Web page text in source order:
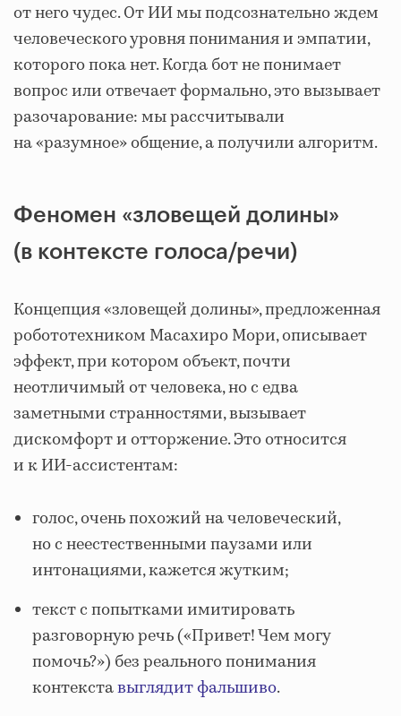
от него чудес. От ИИ мы подсознательно ждем
человеческого уровня понимания и эмпатии,
которого пока нет. Когда бот не понимает
вопрос или отвечает формально, это вызывает
разочарование: мы рассчитывали
на «разумное» общение, а получили алгоритм.
Феномен «зловещей долины»
(в контексте голоса/речи)
Концепция «зловещей долины», предложенная
робототехником Масахиро Мори, описывает
эффект, при котором объект, почти
неотличимый от человека, но с едва
заметными странностями, вызывает
дискомфорт и отторжение. Это относится
и к ИИ‑ассистентам:
голос, очень похожий на человеческий,
но с неестественными паузами или
интонациями, кажется жутким;
текст с попытками имитировать
разговорную речь («Привет! Чем могу
помочь?») без реального понимания
контекставыглядит фальшиво.